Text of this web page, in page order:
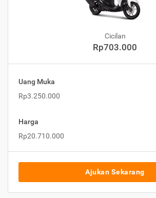
Cicilan
Rp703.000
Uang Muka
Rp3.250.000
Harga
Rp20.710.000
Ajukan Sekarang